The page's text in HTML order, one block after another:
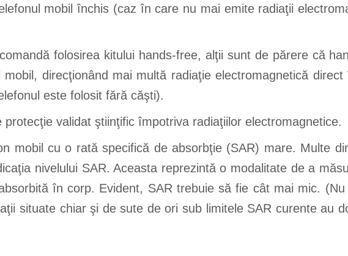
mobil închis (caz în care nu mai emite radiaţii
folosirea kitului hands-free, alţii sunt de părere că
mobil, direcţionând mai multă radiaţie electromagnetică
este folosit fără căşti).
protecţie validat ştiinţific împotriva radiaţiilor electromagnetice.
mobil cu o rată specifică de absorbţie (SAR) mare. Multe
nivelului SAR. Aceasta reprezintă o modalitate de a
în corp. Evident, SAR trebuie să fie cât mai mic.
situate chiar şi de sute de ori sub limitele SAR curente au